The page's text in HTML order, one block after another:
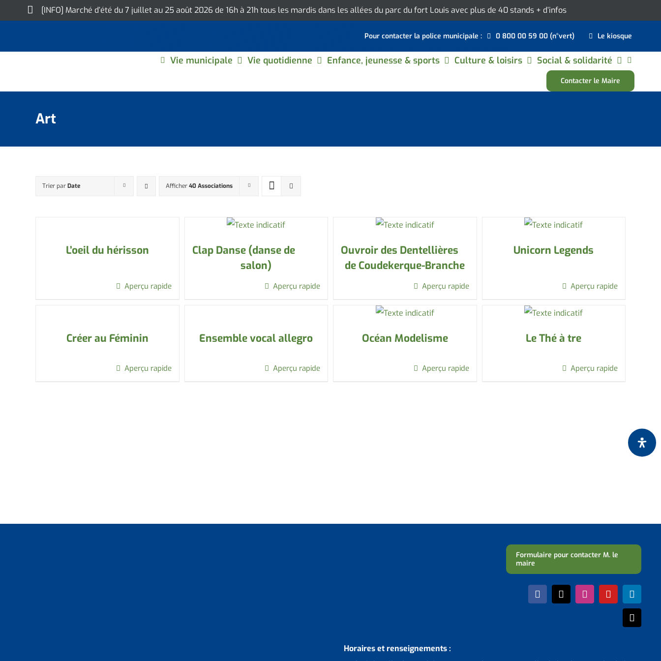
to
[INFO] Marché d’été du 7 juillet au 25 août 2026 de 16h à 21h tous les mardis dans les allées du parc du fort Louis avec plus de 40 stands + d’infos
Pour contacter la police municipale : 0 800 00 59 00 (n°vert) Le kiosque
Vie municipale Vie quotidienne Enfance, jeunesse & sports Culture & loisirs Social & solidarité
Contacter le Maire
Art
Trier parDate Afficher40 Associations
L’oeil du hérisson
Aperçu rapide
Clap Danse (danse de
salon)
Aperçu rapide
Ouvroir des Dentellières
de Coudekerque-Branche
Aperçu rapide
Unicorn Legends
Aperçu rapide
Créer au Féminin
Aperçu rapide
Ensemble vocal allegro
Aperçu rapide
Océan Modelisme
Aperçu rapide
Le Thé à tre
Aperçu rapide
Formulaire pour contacter M. le
maire
Horaires et renseignements :